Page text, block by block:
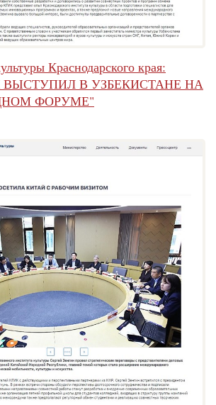
Краснодарского края:
ВЫСТУПИЛ В УЗБЕКИСТАНЕ НА
ФОРУМЕ"